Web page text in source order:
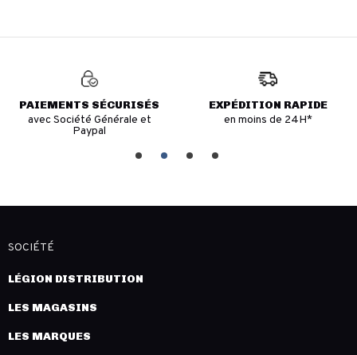
PAIEMENTS SÉCURISÉS
avec Société Générale et
Paypal
EXPÉDITION RAPIDE
en moins de 24H*
SOCIÉTÉ
LÉGION DISTRIBUTION
LES MAGASINS
LES MARQUES